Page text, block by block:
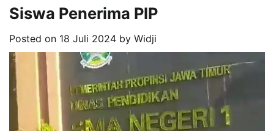
Siswa Penerima PIP
Posted on 18 Juli 2024 by Widji